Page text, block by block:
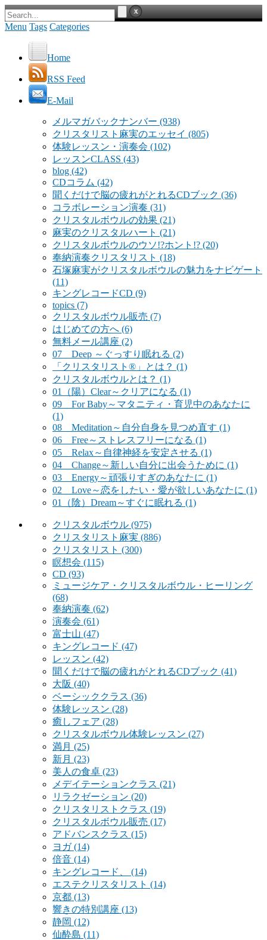
Menu Tags Categories
Home
RSS Feed
E-Mail
メルマガバックナンバー (938)
クリスタリスト麻実のエッセイ (805)
体験レッスン・演奏会 (102)
レッスンCLASS (43)
blog (42)
CDコラム (42)
聞くだけで脳の疲れがとれるCDブック (36)
コラボレーション演奏 (31)
クリスタルボウルの効果 (21)
麻実のクリスタルハート (21)
クリスタルボウルのウソ!?ホント!? (20)
奉納演奏クリスタリスト (18)
石塚麻実がクリスタルボウルの魅力をナビゲート
(11)
キングレコードCD (9)
topics (7)
クリスタルボウル販売 (7)
はじめての方へ (6)
無料メール講座 (2)
07 Deep ～ぐっすり眠れる (2)
「クリスタリスト®」とは？ (1)
クリスタルボウルとは？ (1)
01（陽）Clear～クリアになる (1)
09 For Baby～マタニティ・育児中のあなたに
(1)
08 Meditation～自分自身を見つめ直す (1)
06 Free～ストレスフリーになる (1)
05 Relax～自律神経を安定させる (1)
04 Change～新しい自分に出会うために (1)
03 Energy～頑張りすぎのあなたに (1)
02 Love～恋をしたい・愛が欲しいあなたに (1)
01（陰）Dream～すぐに眠れる (1)
クリスタルボウル (975)
クリスタリスト麻実 (886)
クリスタリスト (300)
瞑想会 (115)
CD (93)
ミュージケア・クリスタルボウル・ヒーリング
(68)
奉納演奏 (62)
演奏会 (61)
富士山 (47)
キングレコード (47)
レッスン (42)
聞くだけで脳の疲れがとれるCDブック (41)
大阪 (40)
ベーシッククラス (36)
体験レッスン (28)
癒しフェア (28)
クリスタルボウル体験レッスン (27)
満月 (25)
新月 (23)
美人の食卓 (23)
メデイテーションクラス (21)
リラクゼーション (20)
クリスタリストクラス (19)
クリスタルボウル販売 (17)
アドバンスクラス (15)
ヨガ(14)
倍音 (14)
キングレコード、 (14)
エステクリスタリスト (14)
京都 (13)
響きの特別講座 (13)
静岡 (12)
仙酔島 (11)